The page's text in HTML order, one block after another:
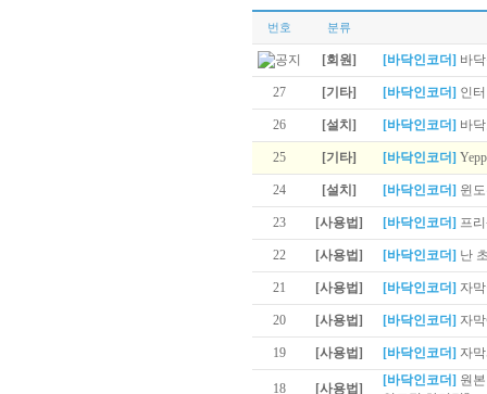
번호 분류
[회원] [바닥인코더] 바
27 [기타] [바닥인코더] 인
26 [설치] [바닥인코더] 바
25 [기타] [바닥인코더]
24 [설치] [바닥인코더] 윈
23 [사용법] [바닥인코더] 프
22 [사용법] [바닥인코더] 난
21 [사용법] [바닥인코더] 자
20 [사용법] [바닥인코더] 자
19 [사용법] [바닥인코더] 자
18 [사용법]
[바닥인코더] 원